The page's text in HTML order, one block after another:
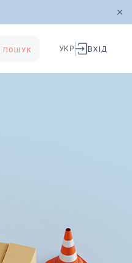
ПОШУК УКР ВХІД